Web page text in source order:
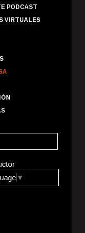
PODCAST
VIRTUALES
▼